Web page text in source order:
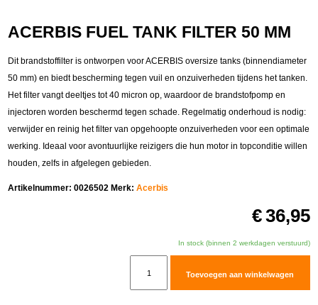
ACERBIS FUEL TANK FILTER 50 MM
Artikelnummer:0026502 Merk:Acerbis
Dit brandstoffilter is ontworpen voor ACERBIS oversize tanks (binnendiameter
50 mm) en biedt bescherming tegen vuil en onzuiverheden tijdens het tanken.
Het filter vangt deeltjes tot 40 micron op, waardoor de brandstofpomp en
injectoren worden beschermd tegen schade. Regelmatig onderhoud is nodig:
verwijder en reinig het filter van opgehoopte onzuiverheden voor een optimale
werking. Ideaal voor avontuurlijke reizigers die hun motor in topconditie willen
houden, zelfs in afgelegen gebieden.
€36,95
In stock (binnen 2 werkdagen verstuurd)
Toevoegen aan winkelwagen